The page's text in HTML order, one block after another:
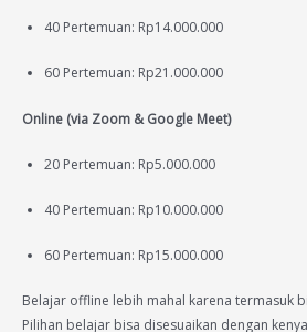
40 Pertemuan: Rp14.000.000
60 Pertemuan: Rp21.000.000
Online (via Zoom & Google Meet)
20 Pertemuan: Rp5.000.000
40 Pertemuan: Rp10.000.000
60 Pertemuan: Rp15.000.000
Belajar offline lebih mahal karena termasuk
Pilihan belajar bisa disesuaikan dengan